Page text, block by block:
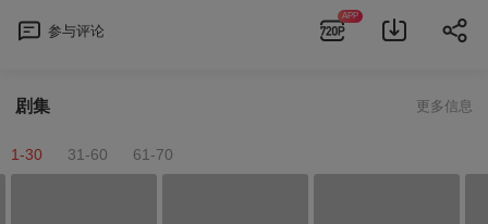
参与评论
APP
剧集 更多信息
1-30 31-60 61-70